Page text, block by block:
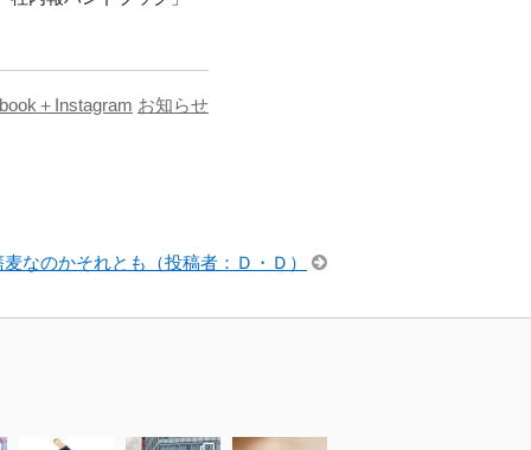
＋Instagram お知らせ
なのかそれとも（投稿者：Ｄ・Ｄ）